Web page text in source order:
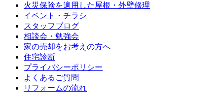
火災保険を適用した屋根・外壁修理
イベント・チラシ
スタッフブログ
相談会・勉強会
家の売却をお考えの方へ
住宅診断
プライバシーポリシー
よくあるご質問
リフォームの流れ